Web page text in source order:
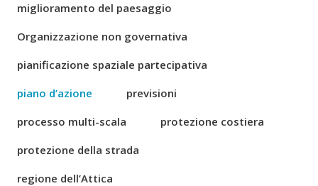
miglioramento del paesaggio
Organizzazione non governativa
pianificazione spaziale partecipativa
piano d’azione
previsioni
processo multi-scala
protezione costiera
protezione della strada
regione dell’Attica